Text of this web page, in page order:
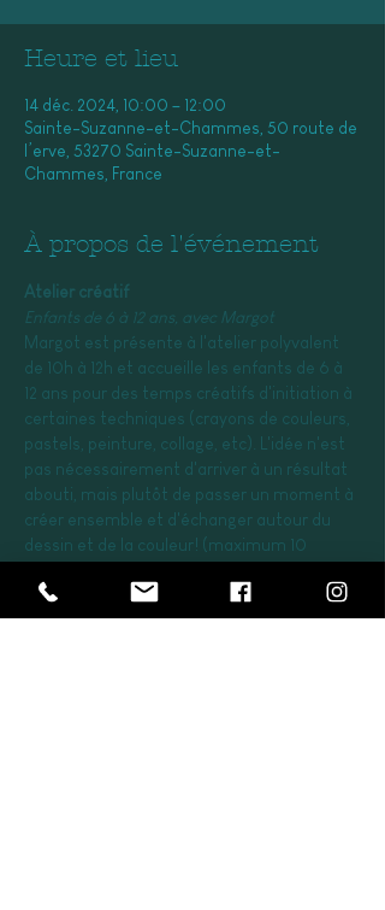
Heure et lieu
14 déc. 2024, 10:00 – 12:00
Sainte-Suzanne-et-Chammes, 50 route de
l’erve, 53270 Sainte-Suzanne-et-
Chammes, France
À propos de l'événement
Atelier créatif
Enfants de 6 à 12 ans, avec Margot
Margot est présente à l'atelier polyvalent
de 10h à 12h et accueille les enfants de 6 à
12 ans pour des temps créatifs d'initiation à
certaines techniques (crayons de couleurs,
pastels, peinture, collage, etc). L'idée n'est
pas nécessairement d'arriver à un résultat
abouti, mais plutôt de passer un moment à
créer ensemble et d'échanger autour du
dessin et de la couleur! (maximum 10
Tarif plein 10e ; Tarif réduit 5e
Tarifs matériel inclus.